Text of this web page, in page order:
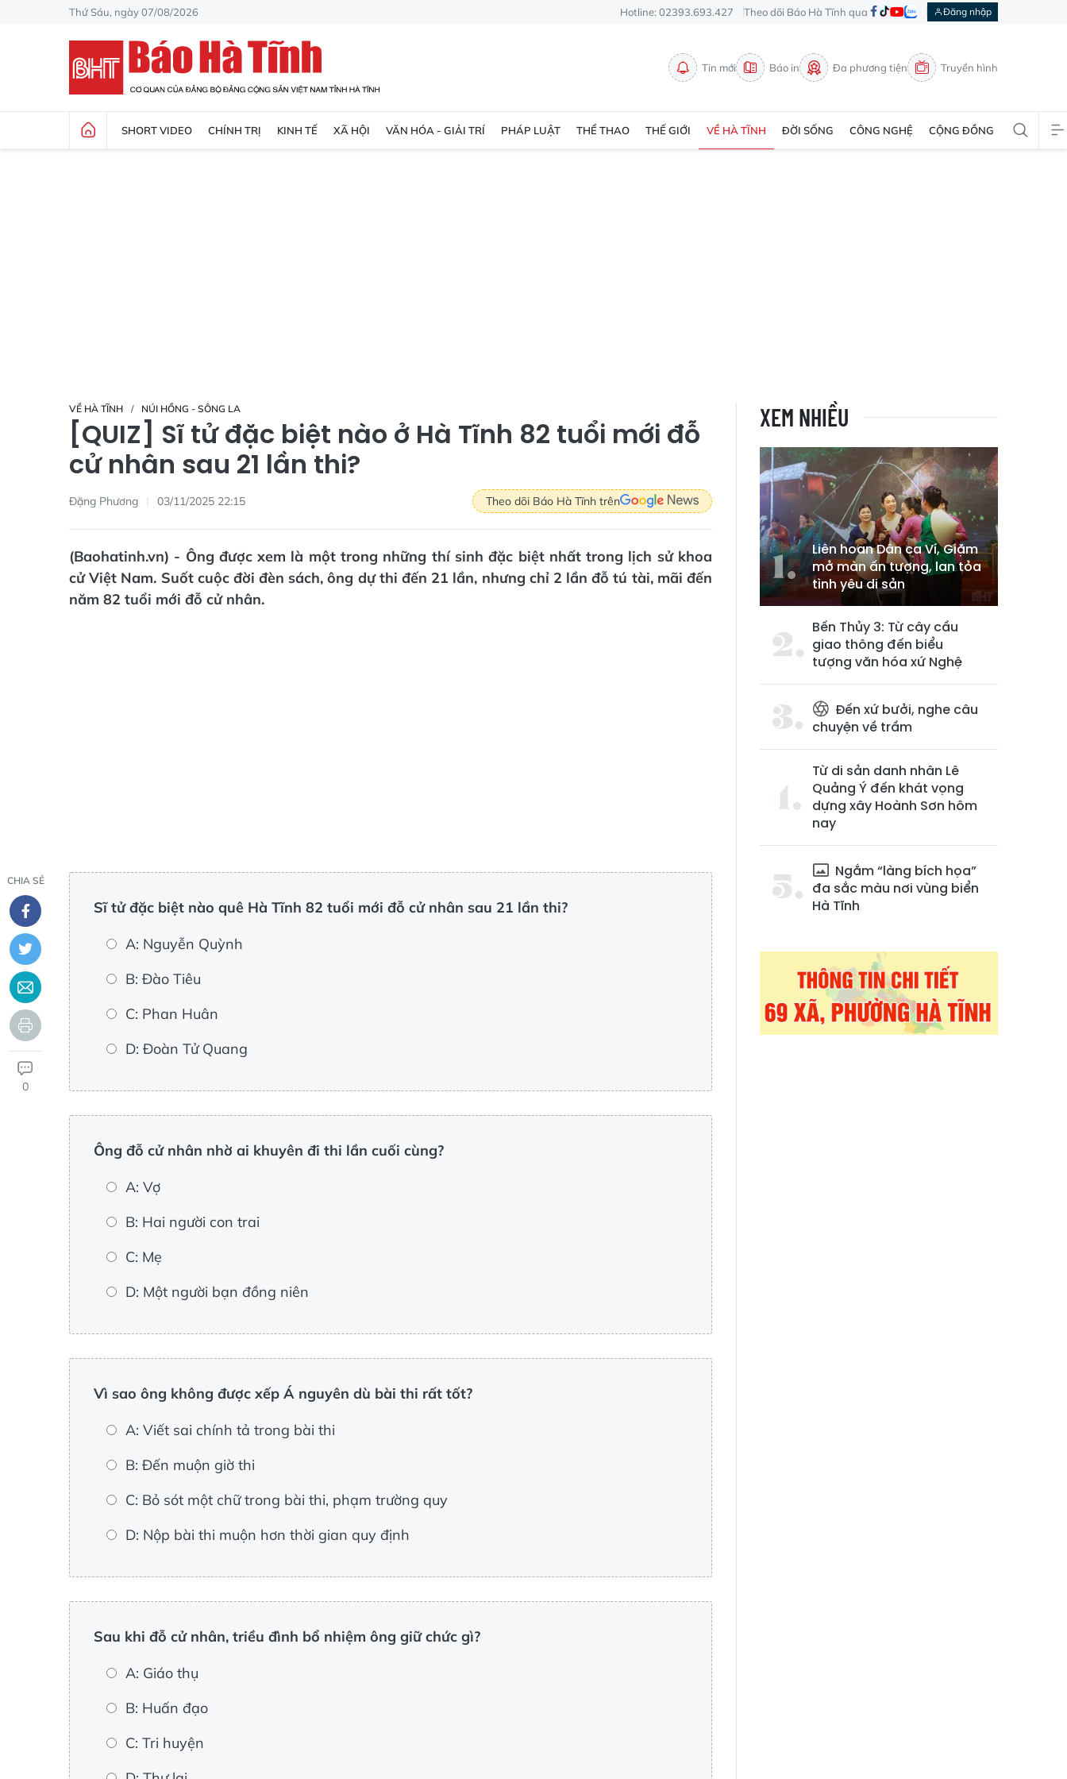
Thứ Sáu, ngày 07/08/2026 Hotline: 02393.693.427 Theo dõi Báo Hà Tĩnh qua Đăng nhập
Tin mới Báo in Đa phương tiện Truyền hình
SHORT VIDEO CHÍNH TRỊ KINH TẾ XÃ HỘI VĂN HÓA - GIẢI TRÍ PHÁP LUẬT THỂ THAO THẾ GIỚI VỀ HÀ TĨNH ĐỜI SỐNG CÔNG NGHỆ CỘNG ĐỒNG
VỀ HÀ TĨNH NÚI HỒNG - SÔNG LA
[QUIZ] Sĩ tử đặc biệt nào ở Hà Tĩnh 82 tuổi mới đỗ
cử nhân sau 21 lần thi?
Đặng Phương 03/11/2025 22:15 Theo dõi Báo Hà Tĩnh trên
(Baohatinh.vn) - Ông được xem là một trong những thí sinh đặc biệt nhất trong lịch sử khoa
cử Việt Nam. Suốt cuộc đời đèn sách, ông dự thi đến 21 lần, nhưng chỉ 2 lần đỗ tú tài, mãi đến
năm 82 tuổi mới đỗ cử nhân.
CHIA SẺ
0
Sĩ tử đặc biệt nào quê Hà Tĩnh 82 tuổi mới đỗ cử nhân sau 21 lần thi?
A: Nguyễn Quỳnh
B: Đào Tiêu
C: Phan Huân
D: Đoàn Tử Quang
Ông đỗ cử nhân nhờ ai khuyên đi thi lần cuối cùng?
A: Vợ
B: Hai người con trai
C: Mẹ
D: Một người bạn đồng niên
Vì sao ông không được xếp Á nguyên dù bài thi rất tốt?
A: Viết sai chính tả trong bài thi
B: Đến muộn giờ thi
C: Bỏ sót một chữ trong bài thi, phạm trường quy
D: Nộp bài thi muộn hơn thời gian quy định
Sau khi đỗ cử nhân, triều đình bổ nhiệm ông giữ chức gì?
A: Giáo thụ
B: Huấn đạo
C: Tri huyện
XEM NHIỀU
Liên hoan Dân ca Ví, Giặm
mở màn ấn tượng, lan tỏa
tình yêu di sản
Bến Thủy 3: Từ cây cầu
giao thông đến biểu
tượng văn hóa xứ Nghệ
Đến xứ bưởi, nghe câu
chuyện về trầm
Từ di sản danh nhân Lê
Quảng Ý đến khát vọng
dựng xây Hoành Sơn hôm
nay
Ngắm “làng bích họa”
đa sắc màu nơi vùng biển
Hà Tĩnh